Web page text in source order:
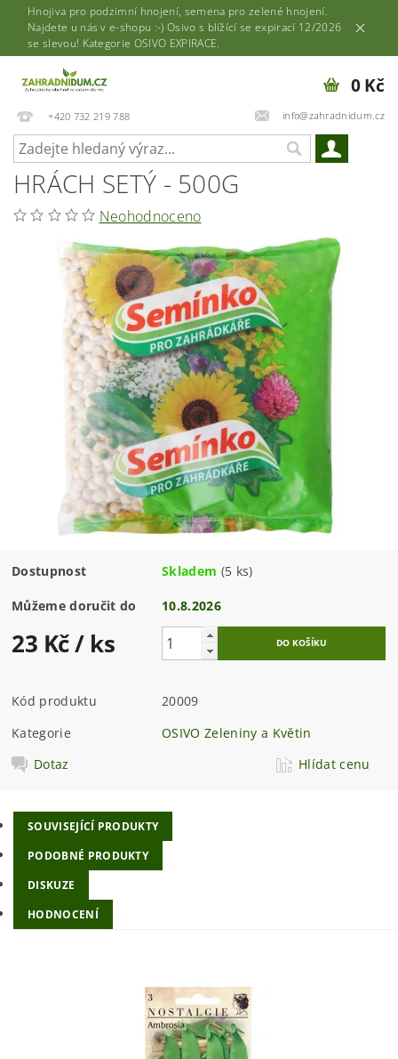
Hnojiva pro podzimní hnojení, semena pro zelené hnojení.
Najdete u nás v e-shopu :-) Osivo s blížící se expirací 12/2026
se slevou! Kategorie OSIVO EXPIRACE.
+420 732 219 788 info@zahradnidum.cz
0 Kč
HRÁCH SETÝ - 500G
Neohodnoceno
Dostupnost Skladem (5 ks)
Můžeme doručit do 10.8.2026
23 Kč/ ks
Kód produktu
20009
Kategorie
OSIVO Zeleniny a Květin
Dotaz
Hlídat cenu
SOUVISEJÍCÍ PRODUKTY
PODOBNÉ PRODUKTY
DISKUZE
HODNOCENÍ